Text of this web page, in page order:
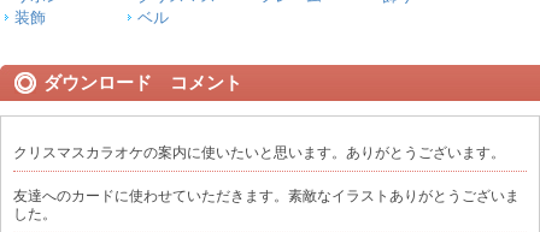
装飾
ベル
ダウンロード コメント
クリスマスカラオケの案内に使いたいと思います。ありがとうございます。
友達へのカードに使わせていただきます。素敵なイラストありがとうございま
した。